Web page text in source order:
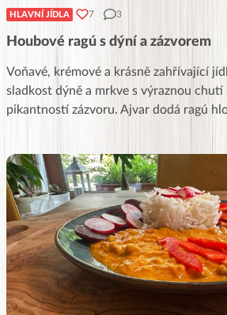
HLAVNÍ JÍDLA 7 3
Houbové ragú s dýní a zázvorem
Voňavé, krémové a krásně zahřívající
sladkost dýně a mrkve s výraznou chutí
pikantností zázvoru. Ajvar dodá ragú